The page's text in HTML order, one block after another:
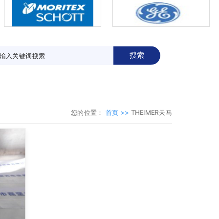
搜索
您的位置： 首页 >> THEIMER天马